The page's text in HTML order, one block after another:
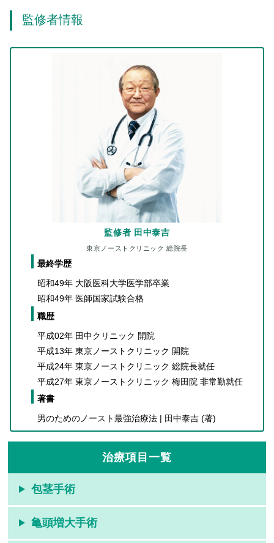
監修者情報
監修者 田中泰吉
東京ノーストクリニック 総院長
最終学歴
昭和49年 大阪医科大学医学部卒業
昭和49年 医師国家試験合格
職歴
平成02年 田中クリニック 開院
平成13年 東京ノーストクリニック 開院
平成24年 東京ノーストクリニック 総院長就任
平成27年 東京ノーストクリニック 梅田院 非常勤就任
著書
男のためのノースト最強治療法 | 田中泰吉 (著)
治療項目一覧
包茎手術
亀頭増大手術